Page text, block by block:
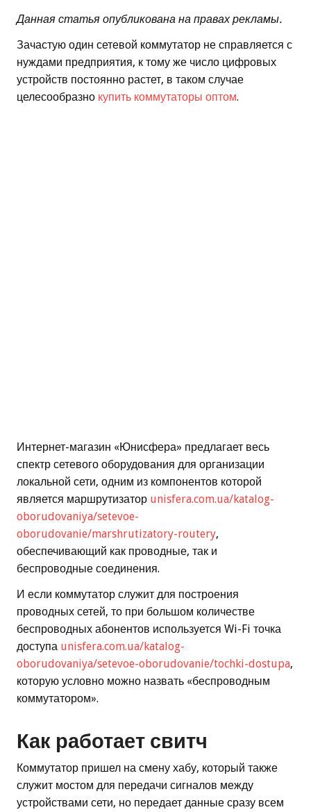
Данная статья опубликована на правах рекламы.
Зачастую один сетевой коммутатор не справляется с
нуждами предприятия, к тому же число цифровых
устройств постоянно растет, в таком случае
целесообразно купить коммутаторы оптом.
Интернет-магазин «Юнисфера» предлагает весь
спектр сетевого оборудования для организации
локальной сети, одним из компонентов которой
является маршрутизатор unisfera.com.ua/katalog-
oborudovaniya/setevoe-
oborudovanie/marshrutizatory-routery,
обеспечивающий как проводные, так и
беспроводные соединения.
И если коммутатор служит для построения
проводных сетей, то при большом количестве
беспроводных абонентов используется Wi-Fi точка
доступа unisfera.com.ua/katalog-
oborudovaniya/setevoe-oborudovanie/tochki-dostupa,
которую условно можно назвать «беспроводным
коммутатором».
Как работает свитч
Коммутатор пришел на смену хабу, который также
служит мостом для передачи сигналов между
устройствами сети, но передает данные сразу всем